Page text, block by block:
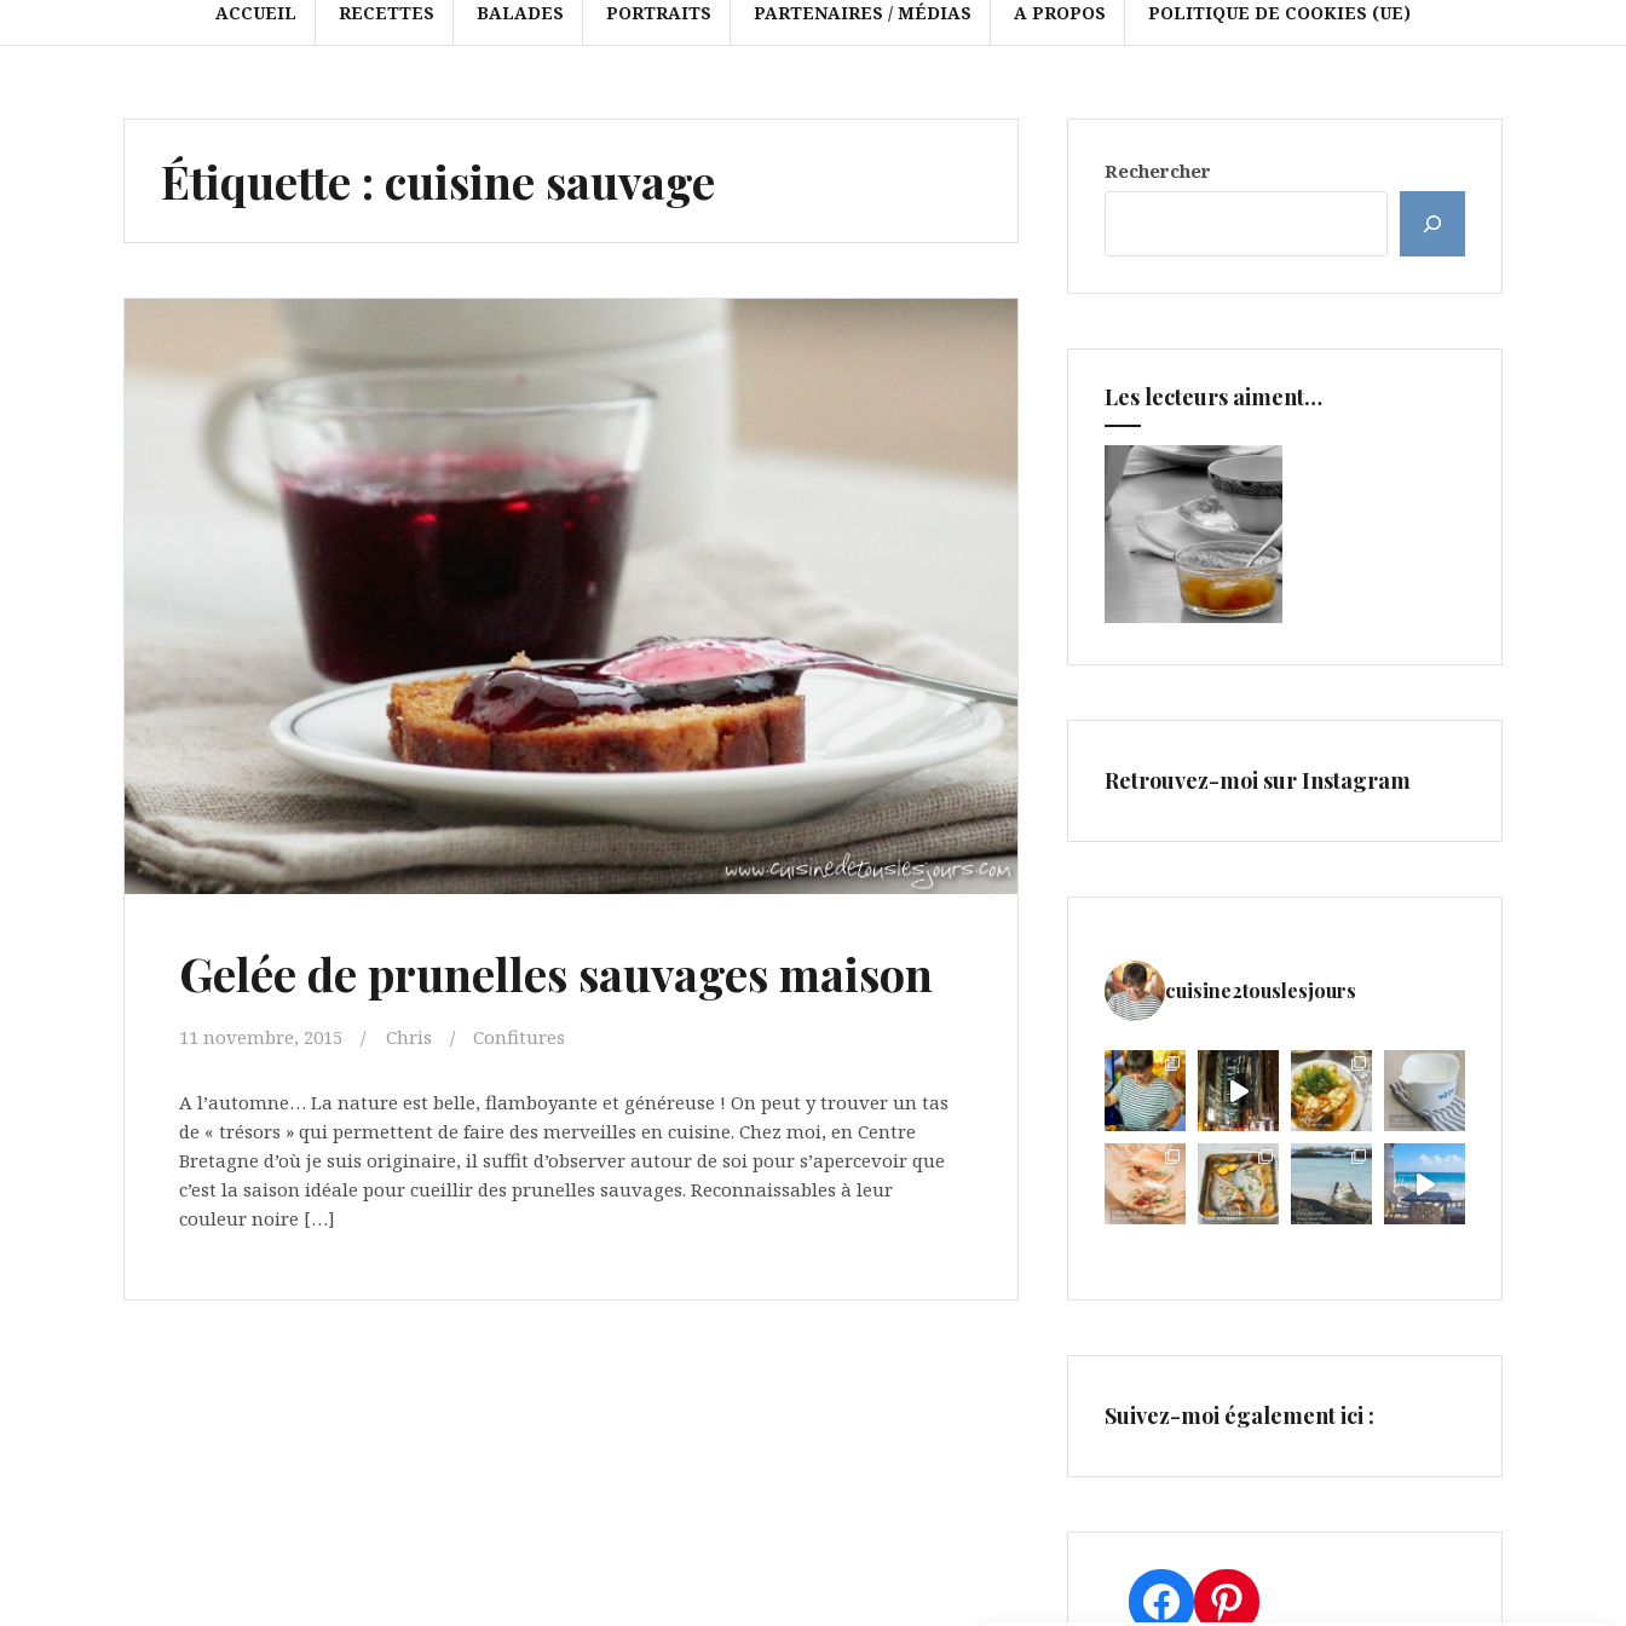
ACCUEIL RECETTES BALADES PORTRAITS PARTENAIRES / MÉDIAS A PROPOS POLITIQUE DE COOKIES (UE)
Étiquette : cuisine sauvage
Gelée de prunelles sauvages maison
11 novembre, 2015 Chris Confitures
A l’automne… La nature est belle, flamboyante et généreuse ! On peut y trouver un tas
de « trésors » qui permettent de faire des merveilles en cuisine. Chez moi, en Centre
Bretagne d’où je suis originaire, il suffit d’observer autour de soi pour s’apercevoir que
c’est la saison idéale pour cueillir des prunelles sauvages. Reconnaissables à leur
couleur noire […]
Rechercher
Les lecteurs aiment…
Retrouvez-moi sur Instagram
cuisine2touslesjours
Suivez-moi également ici :
Facebook
Pinterest